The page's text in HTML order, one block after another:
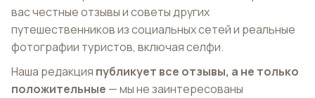
вас честные отзывы и советы других
путешественников из социальных сетей и реальные
фотографии туристов, включая селфи.
Наша редакция публикует все отзывы, а не только
положительные — мы не заинтересованы